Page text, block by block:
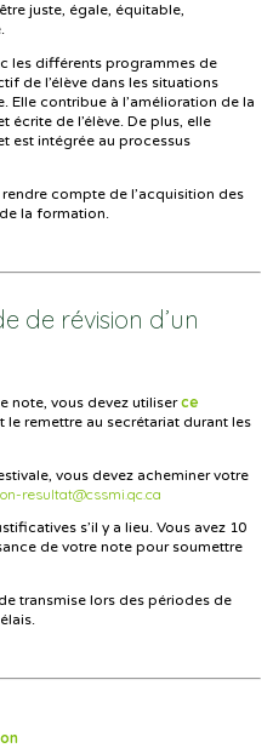
juste, égale, équitable,
les différents programmes de
de l’élève dans les situations
Elle contribue à l’amélioration de la
écrite de l’élève. De plus, elle
est intégrée au processus
compte de l’acquisition des
la formation.
de révision d’un
note, vous devez utiliser ce
le remettre au secrétariat durant les
vous devez acheminer votre
resultat@cssmi.qc.ca
s’il y a lieu. Vous avez 10
de votre note pour soumettre
transmise lors des périodes de